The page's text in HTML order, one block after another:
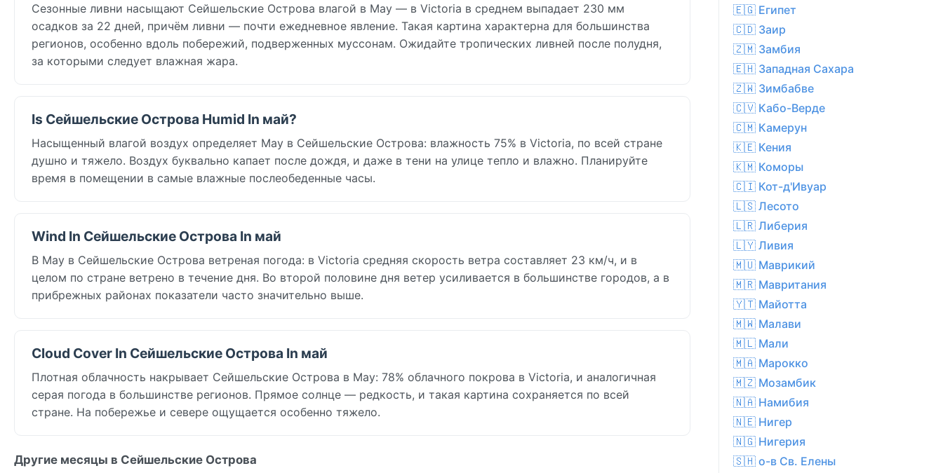
Сезонные ливни насыщают Сейшельские Острова влагой в May — в Victoria в среднем выпадает 230 мм
осадков за 22 дней, причём ливни — почти ежедневное явление. Такая картина характерна для большинства
регионов, особенно вдоль побережий, подверженных муссонам. Ожидайте тропических ливней после полудня,
за которыми следует влажная жара.
Is Сейшельские Острова Humid In май?
Насыщенный влагой воздух определяет May в Сейшельские Острова: влажность 75% в Victoria, по всей стране
душно и тяжело. Воздух буквально капает после дождя, и даже в тени на улице тепло и влажно. Планируйте
время в помещении в самые влажные послеобеденные часы.
Wind In Сейшельские Острова In май
В May в Сейшельские Острова ветреная погода: в Victoria средняя скорость ветра составляет 23 км/ч, и в
целом по стране ветрено в течение дня. Во второй половине дня ветер усиливается в большинстве городов, а в
прибрежных районах показатели часто значительно выше.
Cloud Cover In Сейшельские Острова In май
Плотная облачность накрывает Сейшельские Острова в May: 78% облачного покрова в Victoria, и аналогичная
серая погода в большинстве регионов. Прямое солнце — редкость, и такая картина сохраняется по всей
стране. На побережье и севере ощущается особенно тяжело.
Другие месяцы в Сейшельские Острова
🇪🇬 Египет
🇨🇩 Заир
🇿🇲 Замбия
🇪🇭 Западная Сахара
🇿🇼 Зимбабве
🇨🇻 Кабо-Верде
🇨🇲 Камерун
🇰🇪 Кения
🇰🇲 Коморы
🇨🇮 Кот-д'Ивуар
🇱🇸 Лесото
🇱🇷 Либерия
🇱🇾 Ливия
🇲🇺 Маврикий
🇲🇷 Мавритания
🇾🇹 Майотта
🇲🇼 Малави
🇲🇱 Мали
🇲🇦 Марокко
🇲🇿 Мозамбик
🇳🇦 Намибия
🇳🇪 Нигер
🇳🇬 Нигерия
🇸🇭 о-в Св. Елены